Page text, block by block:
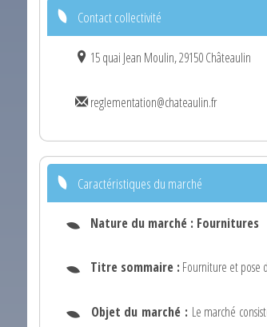
Contact collectivité
15 quai Jean Moulin, 29150 Châteaulin
reglementation@chateaulin.fr
Caractéristiques du marché
Nature du marché : Fournitures
Titre sommaire : Fourniture et pose
Objet du marché : Le marché